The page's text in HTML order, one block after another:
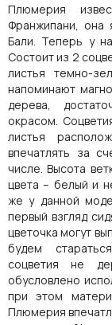
Плюмерия
Франжипани, она
Бали. Теперь у
Состоит из 2
листья темно-
напоминают
дерева,
окрасом.
листья
впечатлять за
числе. Высота
цвета – белый и
же у данной
первый взгляд
цветочка могут
будем
соцветия не
обусловлено
при этом
Плюмерия